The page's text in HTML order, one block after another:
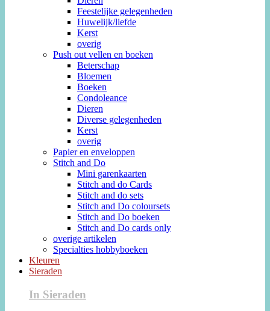
Feestelijke gelegenheden
Huwelijk/liefde
Kerst
overig
Push out vellen en boeken
Beterschap
Bloemen
Boeken
Condoleance
Dieren
Diverse gelegenheden
Kerst
overig
Papier en enveloppen
Stitch and Do
Mini garenkaarten
Stitch and do Cards
Stitch and do sets
Stitch and Do coloursets
Stitch and Do boeken
Stitch and Do cards only
overige artikelen
Specialties hobbyboeken
Kleuren
Sieraden
In Sieraden